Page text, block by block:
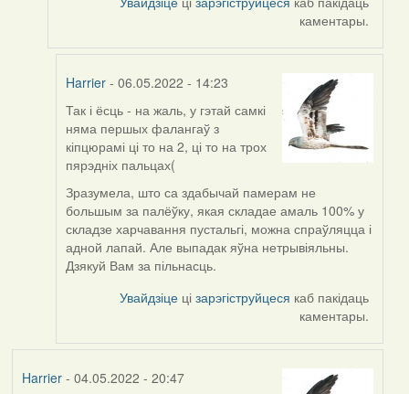
каментары.
Harrier - 06.05.2022 - 14:23
In
reply
to
by
ZNR
Так і ёсць - на жаль, у гэтай самкі
няма першых фалангаў з
кіпцюрамі ці то на 2, ці то на трох
пярэдніх пальцах(
Зразумела, што са здабычай памерам не
большым за палёўку, якая складае амаль 100% у
складзе харчавання пустальгі, можна спраўляцца і
адной лапай. Але выпадак яўна нетрывіяльны.
Дзякуй Вам за пільнасць.
Увайдзіце цізарэгіструйцеся каб пакідаць
каментары.
Harrier- 04.05.2022 - 20:47